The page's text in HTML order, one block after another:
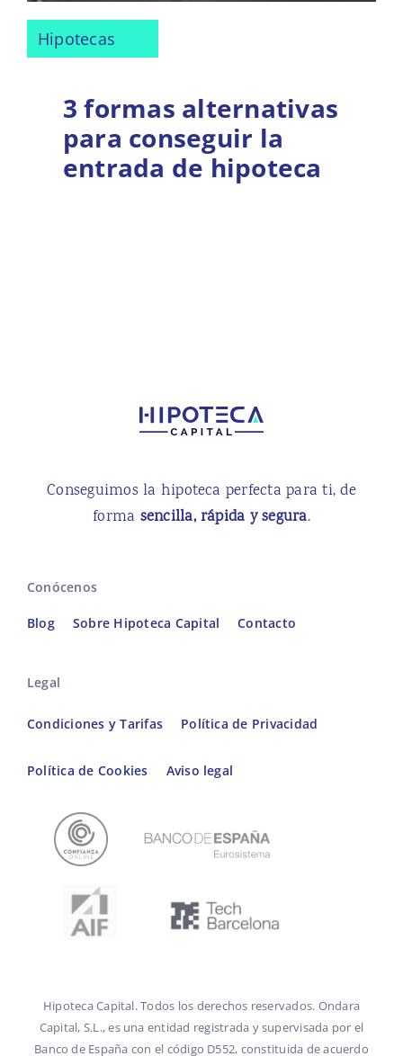
Hipotecas
3 formas alternativas
para conseguir la
entrada de hipoteca
Conseguimos la hipoteca perfecta para ti, de
forma sencilla, rápida y segura.
Conócenos
Blog Sobre Hipoteca Capital Contacto
Legal
Condiciones y Tarifas Política de Privacidad
Política de Cookies Aviso legal
Hipoteca Capital. Todos los derechos reservados. Ondara
Capital, S.L., es una entidad registrada y supervisada por el
Banco de España con el código D552, constituida de acuerdo